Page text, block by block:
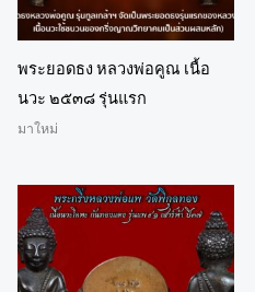
พระยอดธง หลวงพ่อคูณ เนื้อ
นวะ ๒๕๓๘ รุ่นแรก
มาใหม่